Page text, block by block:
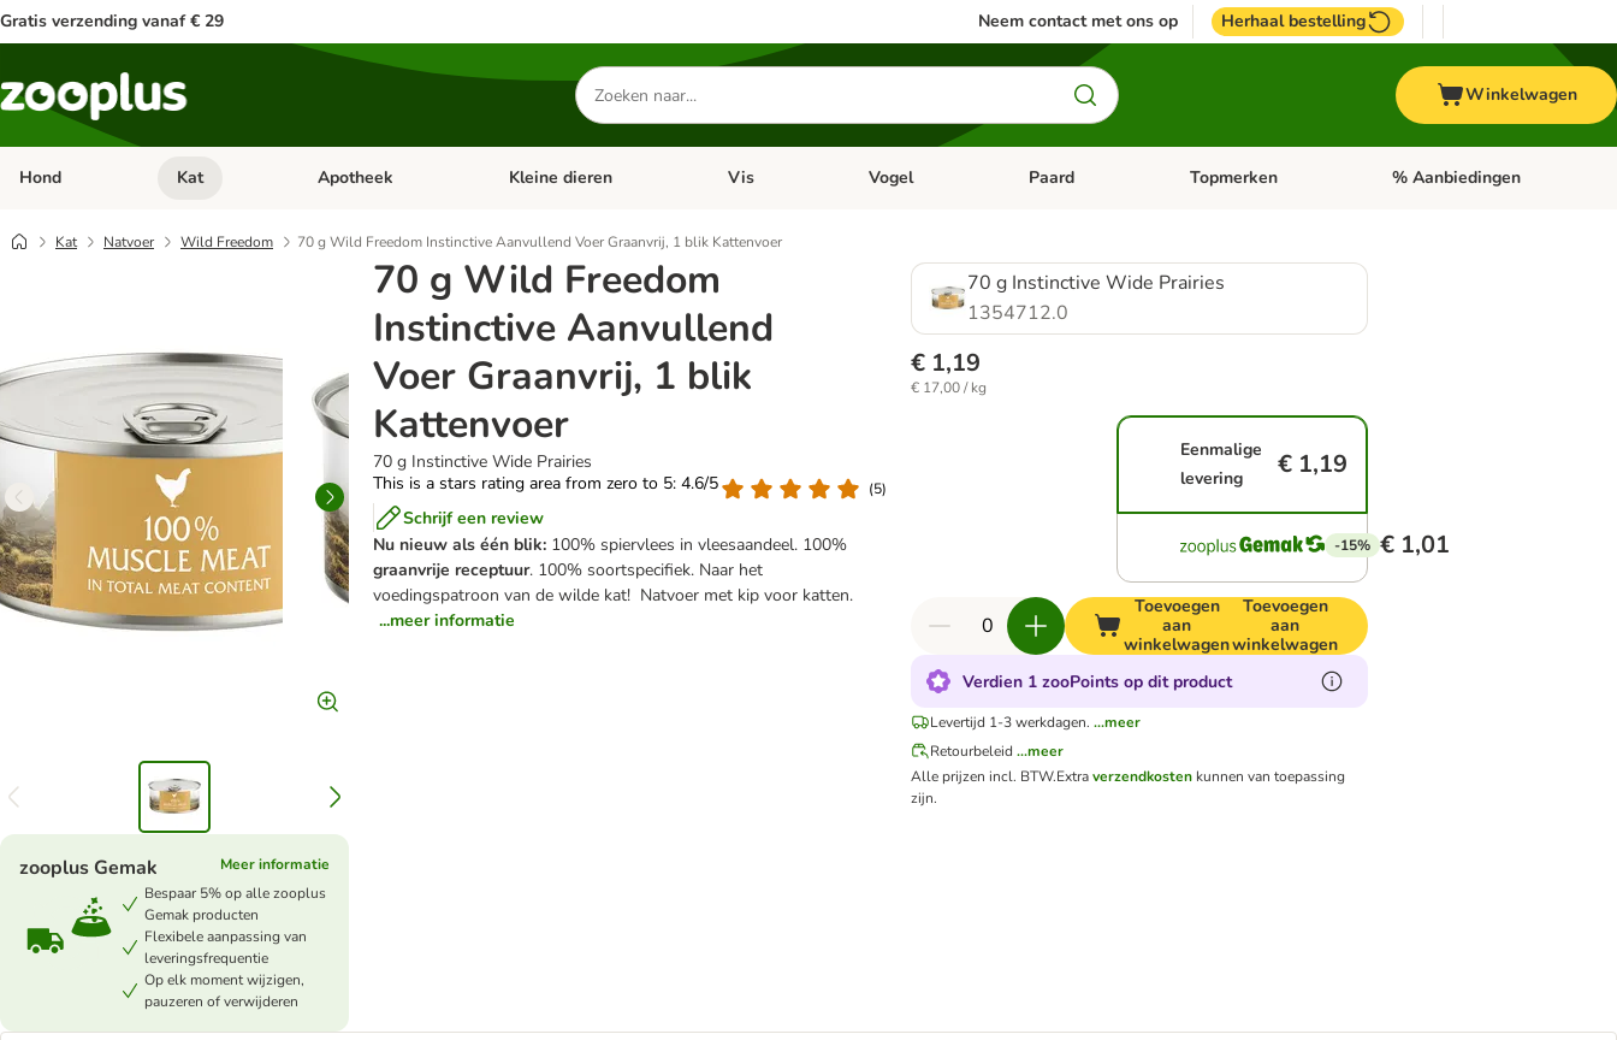
Gratis verzending vanaf € 29 Neem contact met ons op Herhaal bestelling
Zoeken
naar
producten
Winkelwagen
Hond Open categorie menu: Hond
Kat Open categorie menu: Kat
Apotheek Open categorie menu: Apotheek
Kleine dieren Open categorie menu: Kleine dieren
Vis Open categorie menu: Vis
Vogel Open categorie menu: Vogel
Paard Open categorie menu: Paard
Topmerken Open categorie menu:
% Aanbiedingen
Kat Natvoer Wild Freedom 70 g Wild Freedom Instinctive Aanvullend Voer Graanvrij, 1 blik Kattenvoer
70 g Wild Freedom
Instinctive Aanvullend
Voer Graanvrij, 1 blik
Kattenvoer
70 g Instinctive Wide Prairies
This is a stars rating area from zero to 5: 4.6/5
(5)
Schrijf een review
Nu nieuw als één blik: 100% spiervlees in vleesaandeel. 100%
graanvrije receptuur. 100% soortspecifiek. Naar het
voedingspatroon van de wilde kat! Natvoer met kip voor katten.
...meer informatie
zooplus Gemak
Meer informatie
Bespaar 5% op alle zooplus
Gemak producten
Flexibele aanpassing van
leveringsfrequentie
Op elk moment wijzigen,
pauzeren of verwijderen
70 g Instinctive Wide Prairies
1354712.0
€ 1,19
€ 17,00 / kg
Eenmalige
levering
€ 1,19
-15% € 1,01
Toevoegen
aan
winkelwagen
Toevoegen
aan
winkelwagen
Verdien 1 zooPoints op dit product
Levertijd 1-3 werkdagen. ...meer
Retourbeleid ...meer
Alle prijzen incl. BTW.Extraverzendkosten kunnen van toepassing
zijn.